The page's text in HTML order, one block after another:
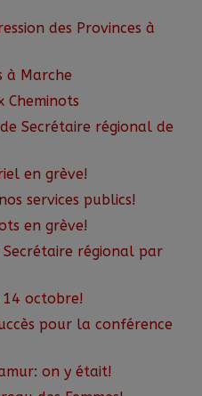
des Provinces à
à Marche
Cheminots
Secrétaire régional de
en grève!
services publics!
en grève!
Secrétaire régional par
14 octobre!
pour la conférence
on y était!